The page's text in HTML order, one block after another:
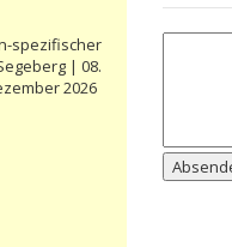
spezifischer
| 08.
2026